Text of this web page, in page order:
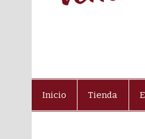
Inicio Tienda